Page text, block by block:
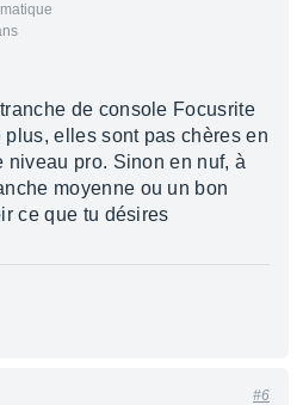
de console Focusrite
elles sont pas chères en
niveau pro. Sinon en nuf, à
moyenne ou un bon
ce que tu désires
#6